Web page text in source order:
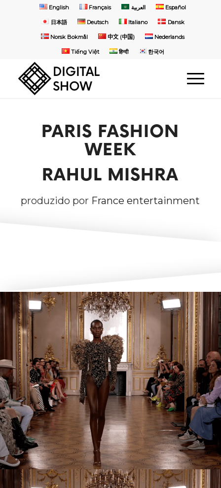
English Français العربية Español
日本語 Deutsch Italiano Dansk
Norsk Bokmål 中文 (中国) Nederlands
Tiếng Việt हिन्दी 한국어
PARIS FASHION
WEEK
RAHUL MISHRA
produzido por France entertainment